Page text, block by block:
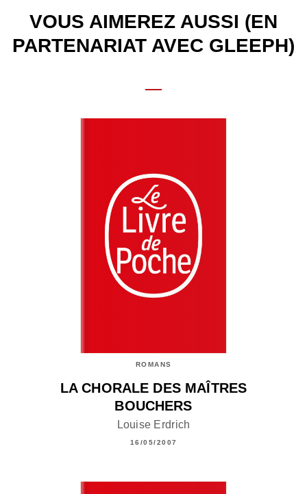
VOUS AIMEREZ AUSSI (EN
PARTENARIAT AVEC GLEEPH)
ROMANS
LA CHORALE DES MAÎTRES
BOUCHERS
Louise Erdrich
16/05/2007